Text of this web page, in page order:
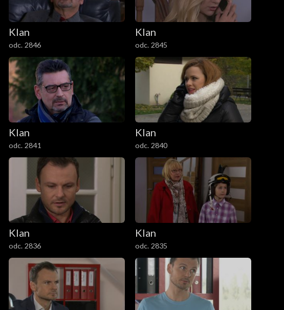
Klan
odc. 2846
Klan
odc. 2845
Klan
odc. 2841
Klan
odc. 2840
Klan
odc. 2836
Klan
odc. 2835